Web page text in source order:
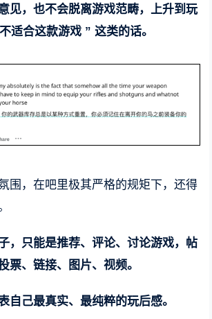
见，也不会脱离游戏范畴，上升到玩
适合这款游戏 ” 这类的话。
围，在吧里极其严格的规矩下，还得
，只能是推荐、评论、讨论游戏，帖
票、链接、图片、视频。
自己最真实、最纯粹的玩后感。